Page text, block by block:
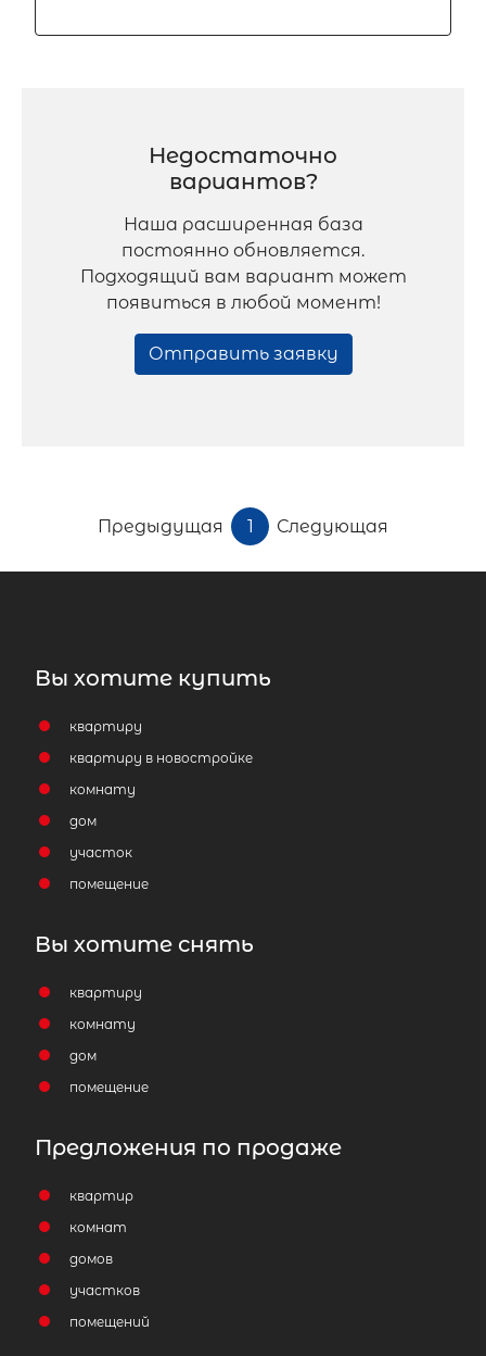
Недостаточно
вариантов?
Наша расширенная база
постоянно обновляется.
Подходящий вам вариант может
появиться в любой момент!
Отправить заявку
Предыдущая 1 Следующая
Вы хотите купить
квартиру
квартиру в новостройке
комнату
дом
участок
помещение
Вы хотите снять
квартиру
комнату
дом
помещение
Предложения по продаже
квартир
комнат
домов
участков
помещений